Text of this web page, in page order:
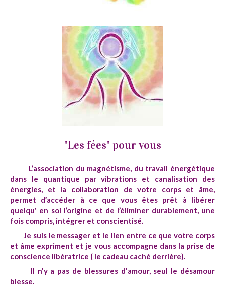
"Les fées" pour vous
L’association du magnétisme, du travail énergétique
dans le quantique par vibrations et canalisation des
énergies, et la collaboration de votre corps et âme,
permet d’accéder à ce que vous êtes prêt à libérer
quelqu' en soi l’origine et de l’éliminer durablement, une
fois compris, intégrer et conscientisé.
Je suis le messager et le lien entre ce que votre corps
et âme expriment et je vous accompagne dans la prise de
conscience libératrice ( le cadeau caché derrière).
Il n'y a pas de blessures d'amour, seul le désamour
blesse.